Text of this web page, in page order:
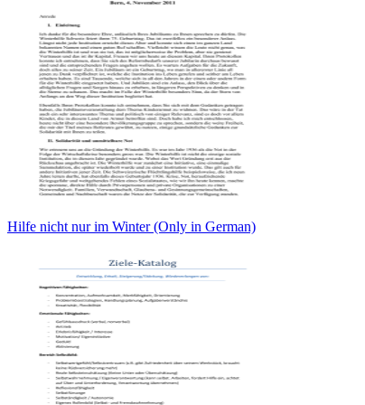
Hilfe nicht nur im Winter (Only in German)